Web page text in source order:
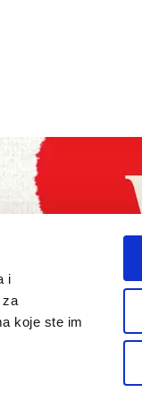
i
za
koje ste im